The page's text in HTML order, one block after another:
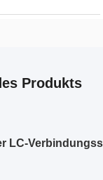
Produkts
LC-